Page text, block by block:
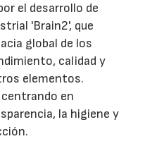
el desarrollo de
'Brain2', que
global de los
calidad y
elementos.
en
la higiene y